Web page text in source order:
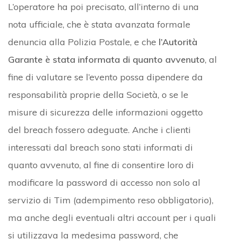
L’operatore ha poi precisato, all’interno di una
nota ufficiale, che è stata avanzata formale
denuncia alla Polizia Postale, e che l’Autorità
Garante è stata informata di quanto avvenuto, al
fine di valutare se l’evento possa dipendere da
responsabilità proprie della Società, o se le
misure di sicurezza delle informazioni oggetto
del breach fossero adeguate. Anche i clienti
interessati dal breach sono stati informati di
quanto avvenuto, al fine di consentire loro di
modificare la password di accesso non solo al
servizio di Tim (adempimento reso obbligatorio),
ma anche degli eventuali altri account per i quali
si utilizzava la medesima password, che